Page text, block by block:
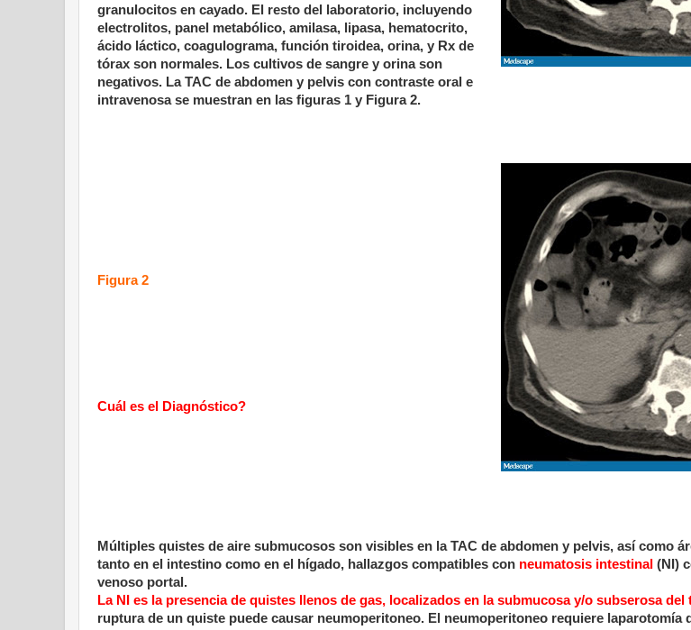
granulocitos en cayado. El resto del laboratorio, incluyendo
electrolitos, panel metabólico, amilasa, lipasa, hematocrito,
ácido láctico, coagulograma, función tiroidea, orina, y Rx de
tórax son normales. Los cultivos de sangre y orina son
negativos. La TAC de abdomen y pelvis con contraste oral e
intravenosa se muestran en las figuras 1 y Figura 2.
Figura 2
Cuál es el Diagnóstico?
Múltiples quistes de aire submucosos son visibles en la TAC de abdomen y pelvis, así como
tanto en el intestino como en el hígado, hallazgos compatibles con neumatosis intestinal (NI)
venoso portal.
La NI es la presencia de quistes llenos de gas, localizados en la submucosa y/o subserosa
ruptura de un quiste puede causar neumoperitoneo. El neumoperitoneo requiere laparotomía